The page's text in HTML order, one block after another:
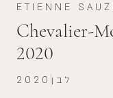
ETIENNE
Chevalier-
2020
2020 לבן